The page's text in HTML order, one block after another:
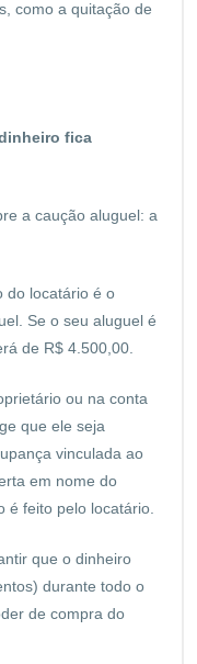
como a quitação de
fica
a caução aluguel: a
do locatário é o
Se o seu aluguel é
de R$ 4.500,00.
ou na conta
que ele seja
vinculada ao
em nome do
é feito pelo locatário.
que o dinheiro
durante todo o
de compra do